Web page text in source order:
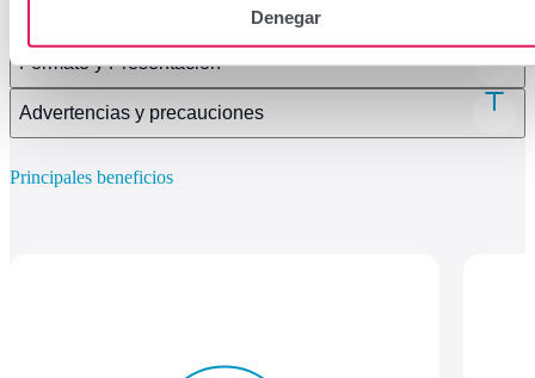
Denegar
Formato y Presentación
Advertencias y precauciones
Principales beneficios